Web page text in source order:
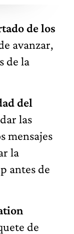
de los
avanzar,
de la
del
las
mensajes
la
antes de
de